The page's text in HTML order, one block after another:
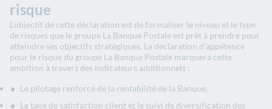
risque
L’objectif de cette déclaration est de formaliser le niveau et le type
de risques que le groupe La Banque Postale est prêt à prendre pour
atteindre ses objectifs stratégiques. La déclaration d’appétence
pour le risque du groupe La Banque Postale marquera cette
ambition à travers des indicateurs additionnels :
Le pilotage renforcé de la rentabilité de la Banque,
Le taux de satisfaction client et le suivi de diversification des